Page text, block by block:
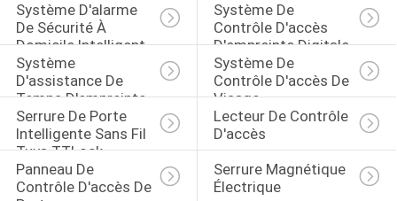
Système D'alarme
De Sécurité À
Domicile Intelligent
Système De
Contrôle D'accès
D'empreinte Digitale
Système
D'assistance De
Temps D'empreinte
Digitale
Système De
Contrôle D'accès De
Visage
Serrure De Porte
Intelligente Sans Fil
Tuya TTLock
Lecteur De Contrôle
D'accès
Panneau De
Contrôle D'accès De
Serrure Magnétique
Électrique